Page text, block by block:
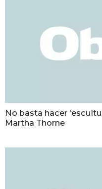
No basta hacer
Martha Thorne